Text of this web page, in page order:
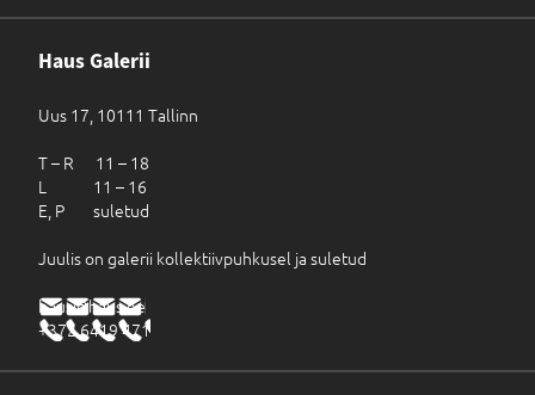
Haus Galerii
Uus 17, 10111 Tallinn
T – R 11 – 18
L 11 – 16
E, P suletud
Juulis on galerii kollektiivpuhkusel ja suletud
haus@haus.ee
+372 6419 471